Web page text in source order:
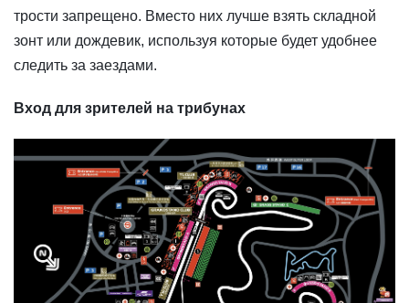
трости запрещено. Вместо них лучше взять складной
зонт или дождевик, используя которые будет удобнее
следить за заездами.
Вход для зрителей на трибунах